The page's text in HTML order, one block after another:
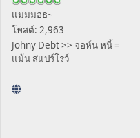
แมมมอธ~
โพสต์: 2,963
Johny Debt >> จอห์น หนี้ =
แม้น สแปร์โรว์